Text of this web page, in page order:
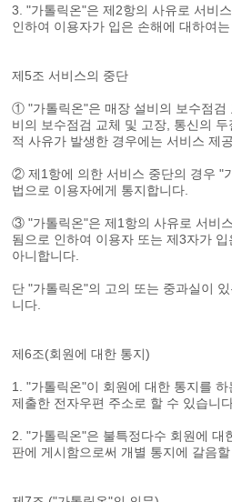
3. "가톨릭온"은 제2항의 사유로 서비
인하여 이용자가 입은 손해에 대하여
제5조 서비스의 중단
① "가톨릭온"은 매장 설비의 보수점검
비의 보수점검 교체 및 고장, 통신의
적 사유가 발생한 경우에는 서비스 제
② 제1항에 의한 서비스 중단의 경우 "
법으로 이용자에게 통지합니다.
③ "가톨릭온"은 제1항의 사유로 서비
됨으로 인하여 이용자 또는 제3자가
아니합니다.
단 "가톨릭온"의 고의 또는 중과실이
니다.
제6조(회원에 대한 통지)
1. "가톨릭온"이 회원에 대한 통지를
제출한 전자우편 주소로 할 수 있습니
2. "가톨릭온"은 불특정다수 회원에 대
판에 게시함으로써 개별 통지에 갈음할